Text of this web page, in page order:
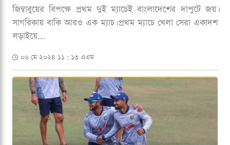
জিম্বাবুয়ের বিপক্ষে প্রথম দুই ম্যাচেই বাংলাদেশের দাপুটে জয়।
সাগরিকায় বাকি আরও এক ম্যাচ। প্রথম ম্যাচে খেলা সেরা একাদশ
লড়াইয়ে...
০৬ মে ২০২৪ ১১ : ১৩ এএম